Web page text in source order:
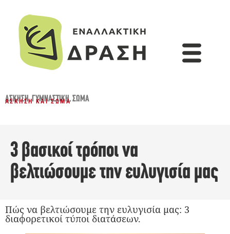
ΆΣΚΗΣΗ,ΓΥΜΝΑΣΤΙΚΉ,ΣΏΜΑ
ΆΣΚΗΣΗ ΚΑΙ ΣΏΜΑ
3 βασικοί τρόποι να
βελτιώσουμε την ευλυγισία μας
Πώς να βελτιώσουμε την ευλυγισία μας: 3
διαφορετικοί τύποι διατάσεων.